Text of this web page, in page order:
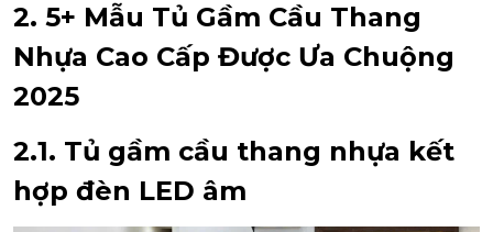
2. 5+ Mẫu Tủ Gầm Cầu Thang
Nhựa Cao Cấp Được Ưa Chuộng
2025
2.1. Tủ gầm cầu thang nhựa kết
hợp đèn LED âm